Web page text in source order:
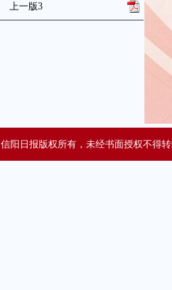
上一版3
信阳日报版权所有，未经书面授权不得